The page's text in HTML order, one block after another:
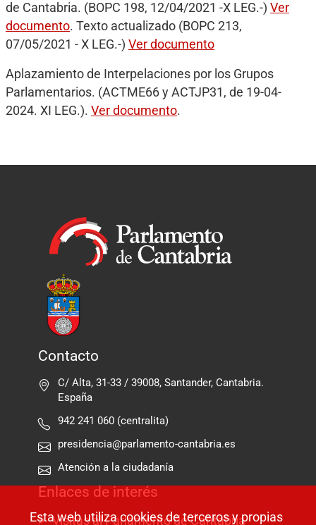
de Cantabria. (BOPC 198, 12/04/2021 -X LEG.-) Ver
documento. Texto actualizado (BOPC 213,
07/05/2021 - X LEG.-) Ver documento
Aplazamiento de Interpelaciones por los Grupos
Parlamentarios. (ACTME66 y ACTJP31, de 19-04-
2024. XI LEG.). Ver documento.
Contacto
C/ Alta, 31-33 / 39008, Santander, Cantabria.
España
942 241 060 (centralita)
presidencia@parlamento-cantabria.es
Atención a la ciudadanía
Enlaces de interés
Visitas al Parlamento de Cantabria
Esta web utiliza cookies de terceros y propias